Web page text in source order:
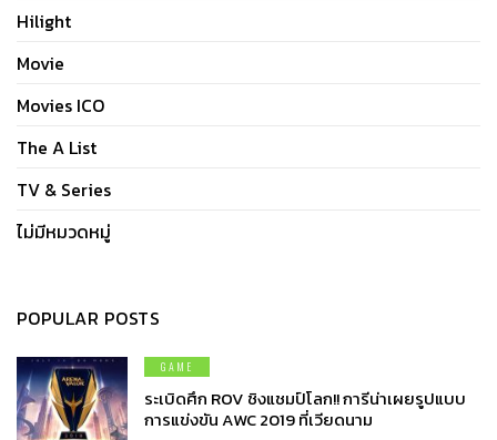
Hilight
Movie
Movies ICO
The A List
TV & Series
ไม่มีหมวดหมู่
POPULAR POSTS
GAME
ระเบิดศึก ROV ชิงแชมป์โลก!! การีน่าเผยรูปแบบ
การแข่งขัน AWC 2019 ที่เวียดนาม